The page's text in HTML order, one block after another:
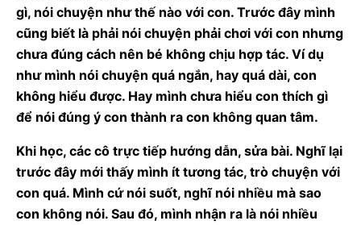
gì, nói chuyện như thế nào với con. Trước đây mình
cũng biết là phải nói chuyện phải chơi với con nhưng
chưa đúng cách nên bé không chịu hợp tác. Ví dụ
như mình nói chuyện quá ngắn, hay quá dài, con
không hiểu được. Hay mình chưa hiểu con thích gì
để nói đúng ý con thành ra con không quan tâm.
Khi học, các cô trực tiếp hướng dẫn, sửa bài. Nghĩ lại
trước đây mới thấy mình ít tương tác, trò chuyện với
con quá. Mình cứ nói suốt, nghĩ nói nhiều mà sao
con không nói. Sau đó, mình nhận ra là nói nhiều